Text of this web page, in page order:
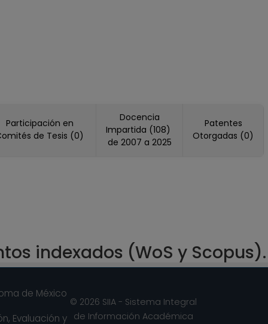
Participación en
de Tesis (0)
Docencia
Impartida (108)
de 2007 a 2025
Patentes
Otorgadas (0)
indexados (WoS y Scopus).
de México
Evaluación y
© 2026 SIIA - Sistema Integral
de Información Académica